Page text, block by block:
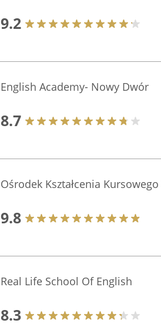
9.2
English Academy- Nowy Dwór
8.7
Ośrodek Kształcenia Kursowego
9.8
Real Life School Of English
8.3